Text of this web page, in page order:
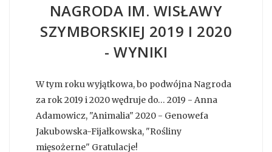
NAGRODA IM. WISŁAWY
SZYMBORSKIEJ 2019 I 2020
- WYNIKI
W tym roku wyjątkowa, bo podwójna Nagroda
za rok 2019 i 2020 wędruje do… 2019 - Anna
Adamowicz, "Animalia" 2020 - Genowefa
Jakubowska-Fijałkowska, "Rośliny
mięsożerne" Gratulacje!